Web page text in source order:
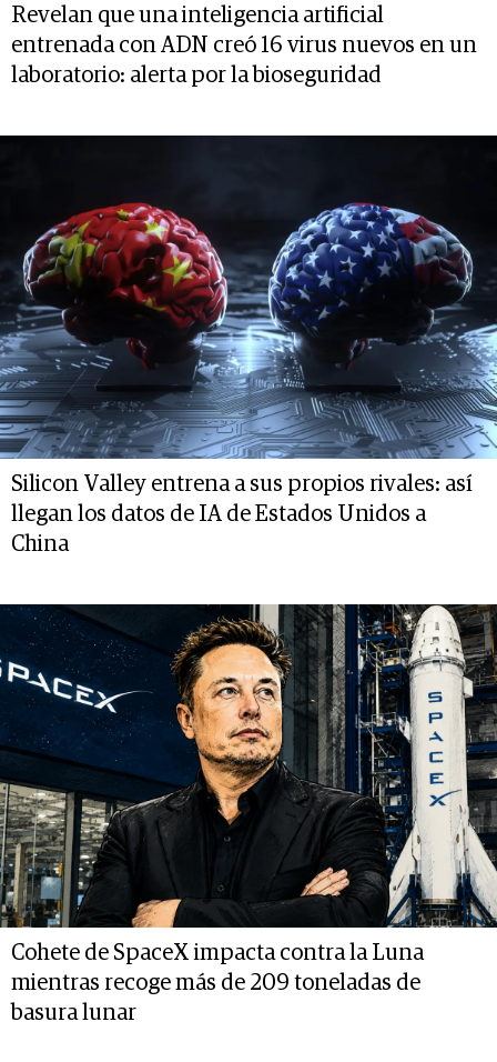
Revelan que una inteligencia artificial
entrenada con ADN creó 16 virus nuevos en un
laboratorio: alerta por la bioseguridad
Silicon Valley entrena a sus propios rivales: así
llegan los datos de IA de Estados Unidos a
China
Cohete de SpaceX impacta contra la Luna
mientras recoge más de 209 toneladas de
basura lunar